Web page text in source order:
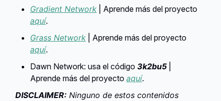
Gradient Network | Aprende más del proyecto
aquí.
Grass Network | Aprende más del proyecto
aquí.
Dawn Network: usa el código 3k2bu5
Aprende más del proyecto aquí.
DISCLAIMER: Ninguno de estos contenidos